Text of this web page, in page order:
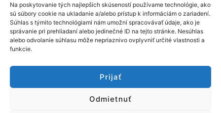
Na poskytovanie tých najlepších skúseností používame technológie, ako
sú súbory cookie na ukladanie a/alebo prístup k informáciám o zariadení.
Súhlas s týmito technológiami nám umožní spracovávať údaje, ako je
správanie pri prehliadaní alebo jedinečné ID na tejto stránke. Nesúhlas
alebo odvolanie súhlasu môže nepriaznivo ovplyvniť určité vlastnosti a
funkcie.
Prijať
Odmietnuť